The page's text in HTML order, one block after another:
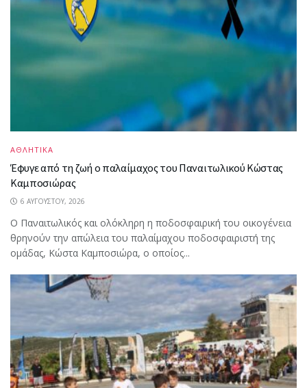
ΑΘΛΗΤΙΚΑ
Έφυγε από τη ζωή ο παλαίμαχος του Παναιτωλικού Κώστας
Καμποσιώρας
6 ΑΥΓΟΎΣΤΟΥ, 2026
Ο Παναιτωλικός και ολόκληρη η ποδοσφαιρική του οικογένεια
θρηνούν την απώλεια του παλαίμαχου ποδοσφαιριστή της
ομάδας, Κώστα Καμποσιώρα, ο οποίος...